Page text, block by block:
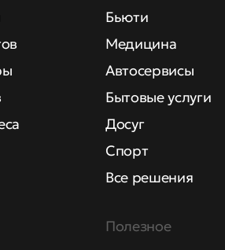
Бьюти
Медицина
Автосервисы
Бытовые услуги
Досуг
Спорт
Все решения
Полезное